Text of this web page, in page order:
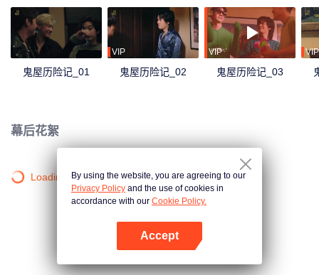
房里的神秘事件让着6个青年不得不开始他们的冒险，只为弄清发生在他们身上
的事情到底是真的幽灵作祟，还是只是他们的幻想……
鬼屋历险记_01
VIP
鬼屋历险记_02
VIP
鬼屋历险记_03
VIP
幕后花絮
Loading…By using the website, you are agreeing to our
Privacy Policy and the use of cookies in
accordance with our Cookie Policy.
Accept